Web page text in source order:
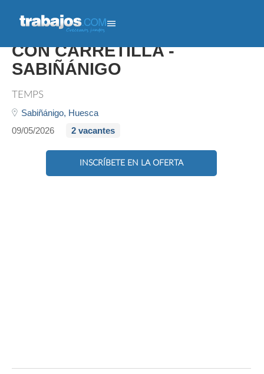
OPERARIO/A DE LIMPIEZA
CON CARRETILLA -
SABIÑÁNIGO
TEMPS
Sabiñánigo, Huesca
09/05/2026
2 vacantes
INSCRÍBETE EN LA OFERTA